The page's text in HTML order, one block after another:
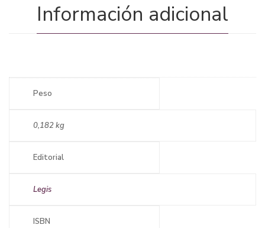
Información adicional
Peso
0,182 kg
Editorial
Legis
ISBN